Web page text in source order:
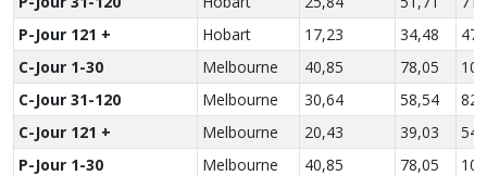
P-Jour 121 +
Hobart 17,23 34,48
C-Jour 1-30
Melbourne 40,85 78,05
C-Jour 31-120
Melbourne 30,64 58,54
C-Jour 121 +
Melbourne 20,43 39,03
P-Jour 1-30
Melbourne 40,85 78,05